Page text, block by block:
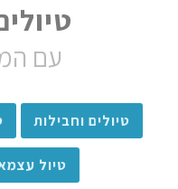
עם
טיולים וחבילות
טיול